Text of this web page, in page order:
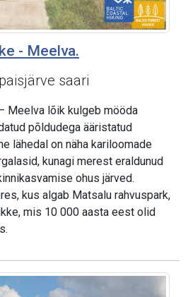
- Meelva.
saari
Meelva lõik kulgeb mööda
põldudega ääristatud
lähedal on näha kariloomade
kunagi merest eraldunud
ohus järved.
kus algab Matsalu rahvuspark,
mis 10 000 aasta eest olid